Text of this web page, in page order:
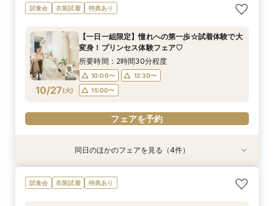
10/26(月
【札幌近郊での結婚式検討の方向け！】空知エリ
ア ウェディングスタイル相談会♪
10:00〜
12:30〜
15:00〜
フェアを予約
10/26(月
☆マイナビ限定☆こだわりのロケーションフォト
相談会！
10:00〜
12:30〜
15:00〜
フェアを予約
10/26(月
最短1か月で挙式可能！少人数・フォトウェディ
ングをお考えのおふたりにも♡クイックウェディ
所要時間：2時間30分程度
15:00〜
フェアを予約
試食会 衣装試着 特典あり
10/27(火)
【一日一組限定】憧れへの第一歩☆試着体験で大
変身！プリンセス体験フェア♡
所要時間：2時間30分程度
10:00〜
12:30〜
15:00〜
フェアを予約
衣装試着 特典あり
【札幌近郊での結婚式検討の方向け！】空知ウェ
ディングご紹介フェア♪空知での結婚式の魅力を
衣装試着 特典あり
【ご家族とご一緒に♪】はじめてでも安心☆ダン
ドリ丸ごと相談会
【遠方にお住いの方必見】オンライン×フォト
ウェディング相談フェア♪
衣装試着 特典あり
【時を越えて受け継がれる美しさ】厳かな神殿で
叶える、最高峰の神前式
同日のほかのフェアを見る（4件）
試食会 衣装試着 特典あり